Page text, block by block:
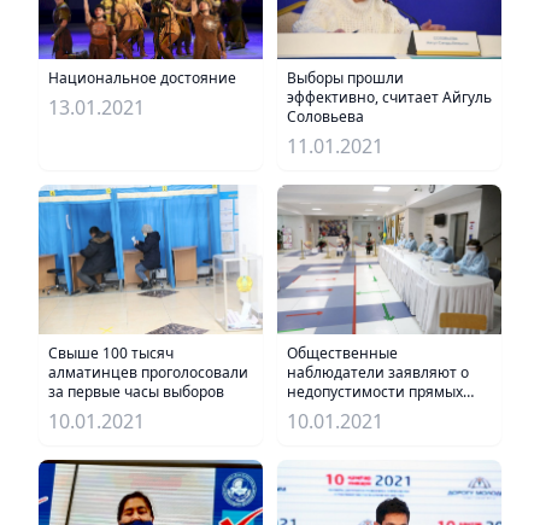
Национальное достояние
13.01.2021
Выборы прошли
эффективно, считает Айгуль
Соловьева
11.01.2021
Свыше 100 тысяч
алматинцев проголосовали
за первые часы выборов
10.01.2021
Общественные
наблюдатели заявляют о
недопустимости прямых
эфиров с избирательных
участков
10.01.2021